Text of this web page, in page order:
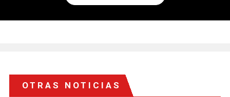
OTRAS NOTICIAS